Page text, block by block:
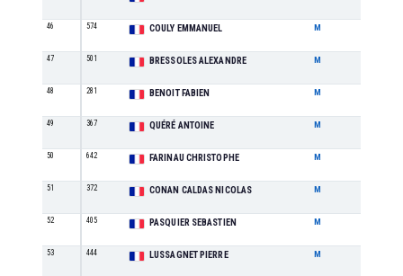
46 574 COULY EMMANUEL M
47 501 BRESSOLES ALEXANDRE M
48 281 BENOIT FABIEN M
49 367 QUÉRÉ ANTOINE M
50 642 FARINAU CHRISTOPHE M
51 372 CONAN CALDAS NICOLAS M
52 405 PASQUIER SEBASTIEN M
53 444 LUSSAGNET PIERRE M